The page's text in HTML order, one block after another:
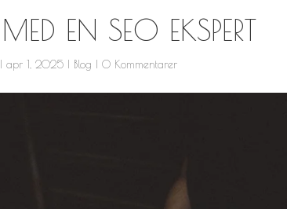
EN SEO EKSPERT
|apr 1, 2025 Blog |0 Kommentarer